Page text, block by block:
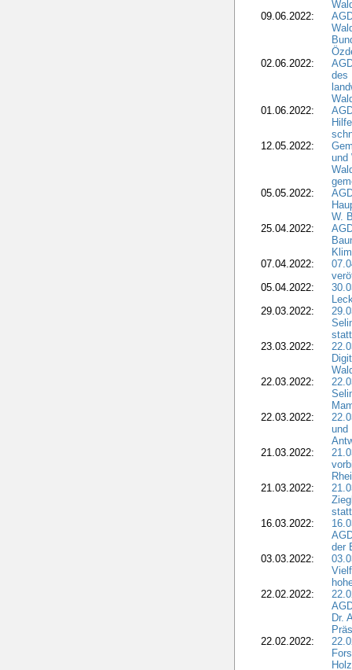
09.06.2022:
02.06.2022:
des
01.06.2022:
12.05.2022:
und
05.05.2022:
W.
25.04.2022:
07.04.2022:
05.04.2022:
29.03.2022:
23.03.2022:
22.03.2022:
22.03.2022:
und
21.03.2022:
21.03.2022:
16.03.2022:
der
03.03.2022:
22.02.2022:
Dr.
22.02.2022: